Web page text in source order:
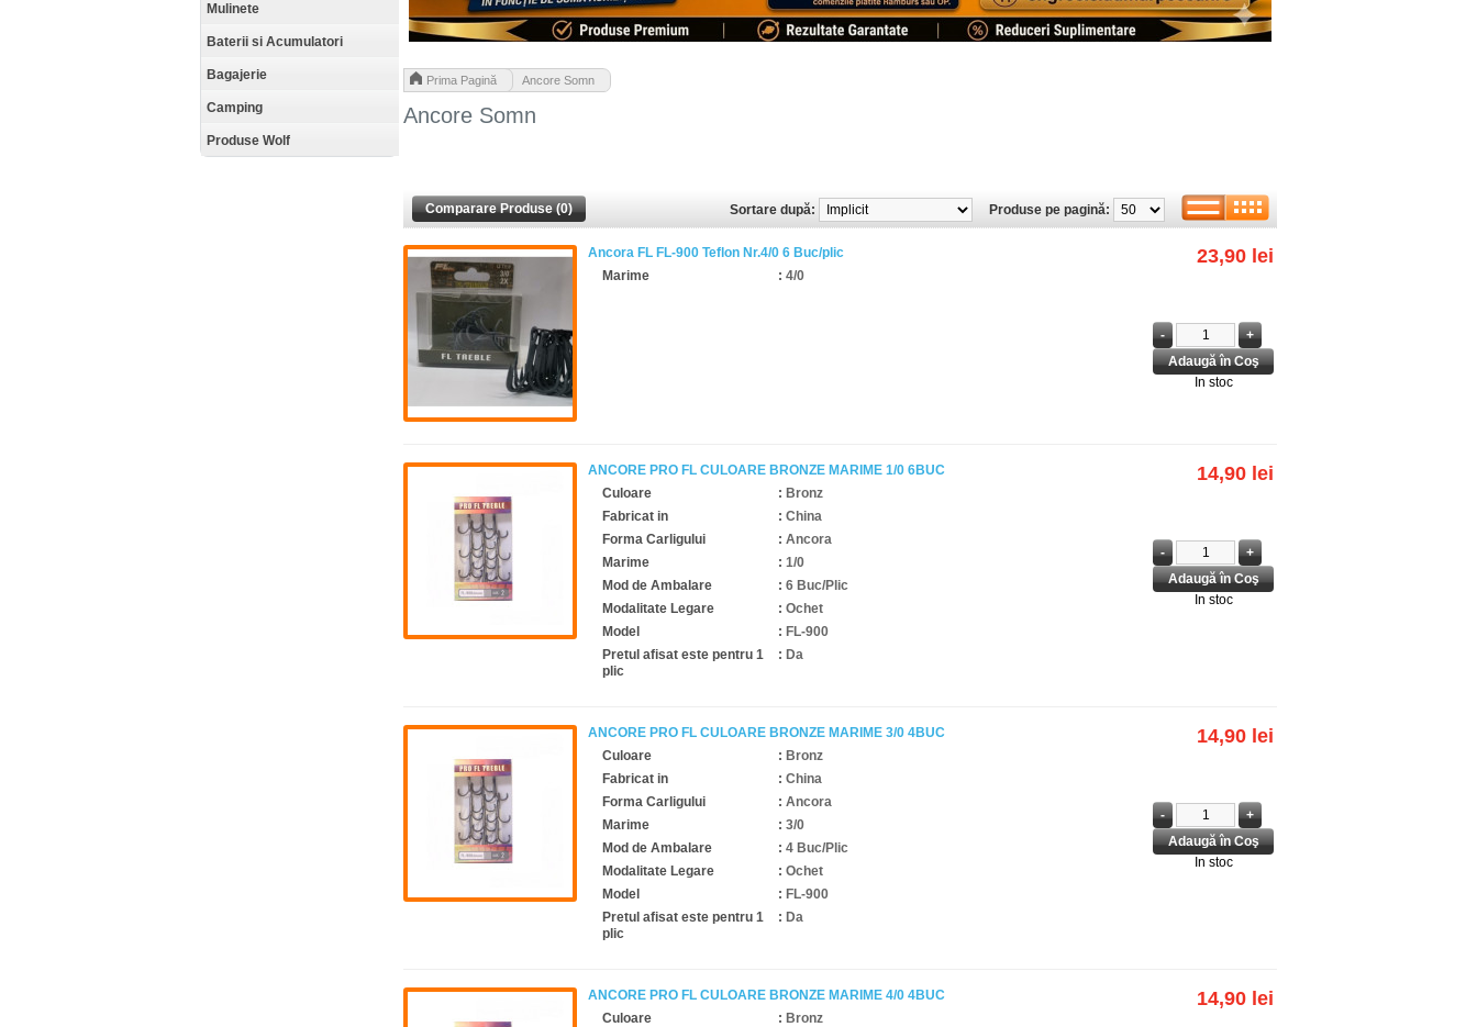
Mulinete
Baterii si Acumulatori
Bagajerie
Camping
Produse Wolf
Prima Pagină Ancore Somn
Ancore Somn
Comparare Produse (0) Produse pe pagină:
Sortare după:
In stoc
23,90 lei
Ancora FL FL-900 Teflon Nr.4/0 6 Buc/plic
Marime
: 4/0
In stoc
14,90 lei
ANCORE PRO FL CULOARE BRONZE MARIME 1/0 6BUC
Culoare
: Bronz
Fabricat in
: China
Forma Carligului
: Ancora
Marime
: 1/0
Mod de Ambalare
: 6 Buc/Plic
Modalitate Legare
: Ochet
Model
: FL-900
Pretul afisat este pentru 1
plic
: Da
In stoc
14,90 lei
ANCORE PRO FL CULOARE BRONZE MARIME 3/0 4BUC
Culoare
: Bronz
Fabricat in
: China
Forma Carligului
: Ancora
Marime
: 3/0
Mod de Ambalare
: 4 Buc/Plic
Modalitate Legare
: Ochet
Model
: FL-900
Pretul afisat este pentru 1
plic
: Da
14,90 lei
ANCORE PRO FL CULOARE BRONZE MARIME 4/0 4BUC
Culoare
: Bronz